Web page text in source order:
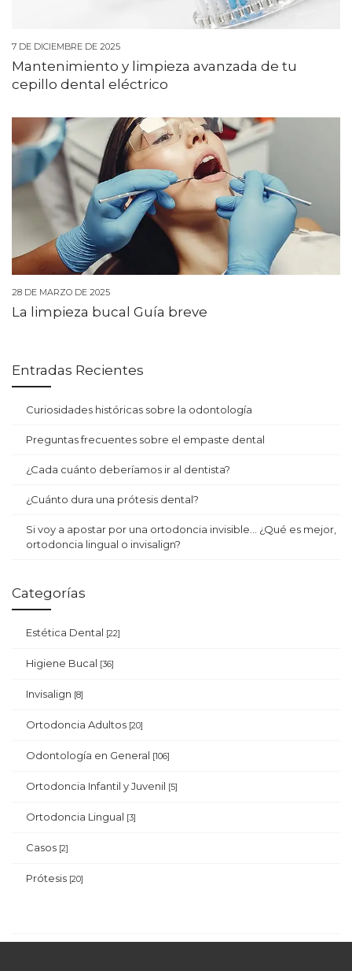
7 DE DICIEMBRE DE 2025
Mantenimiento y limpieza avanzada de tu
cepillo dental eléctrico
28 DE MARZO DE 2025
La limpieza bucal Guía breve
Entradas Recientes
Curiosidades históricas sobre la odontología
Preguntas frecuentes sobre el empaste dental
¿Cada cuánto deberíamos ir al dentista?
¿Cuánto dura una prótesis dental?
Si voy a apostar por una ortodoncia invisible… ¿Qué es mejor,
ortodoncia lingual o invisalign?
Categorías
Estética Dental [22]
Higiene Bucal [36]
Invisalign [8]
Ortodoncia Adultos [20]
Odontología en General [106]
Ortodoncia Infantil y Juvenil [5]
Ortodoncia Lingual [3]
Casos [2]
Prótesis [20]